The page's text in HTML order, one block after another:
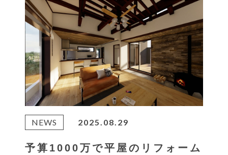
NEWS 2025.08.29
予算1000万で平屋のリフォーム